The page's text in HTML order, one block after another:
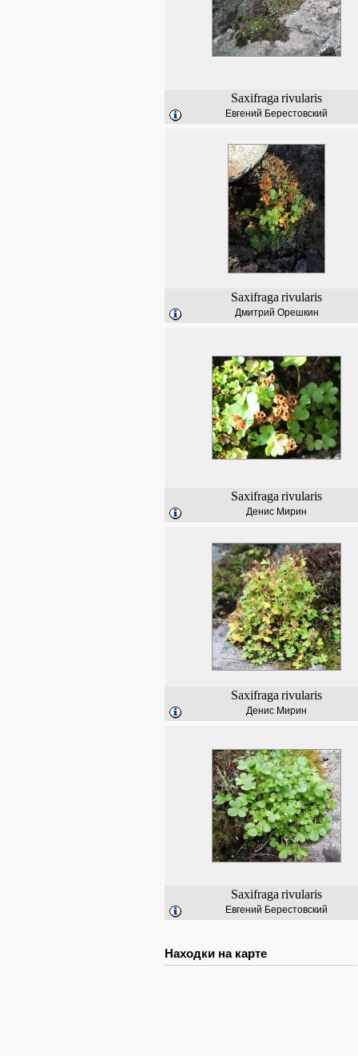
Saxifraga rivularis
Евгений Берестовский
Saxifraga rivularis
Дмитрий Орешкин
Saxifraga rivularis
Денис Мирин
Saxifraga rivularis
Денис Мирин
Saxifraga rivularis
Евгений Берестовский
Находки на карте